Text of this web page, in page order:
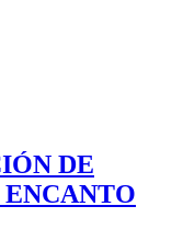
DE